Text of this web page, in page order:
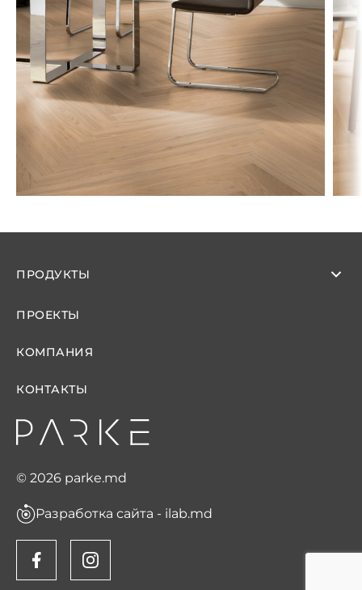
© 2026 parke.md
Разработка сайта - ilab.md
ПРОДУКТЫ
ПРОЕКТЫ
КОМПАНИЯ
КОНТАКТЫ